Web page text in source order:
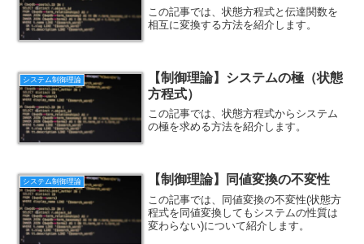
この記事では、状態方程式と伝達関数を
相互に変換する方法を紹介します。
システム制御理論
【制御理論】システムの極（状態
方程式）
この記事では、状態方程式からシステム
の極を求める方法を紹介します。
システム制御理論 【制御理論】同値変換の不変性
この記事では、同値変換の不変性(状態方
程式を同値変換してもシステムの性質は
変わらない)について紹介します。